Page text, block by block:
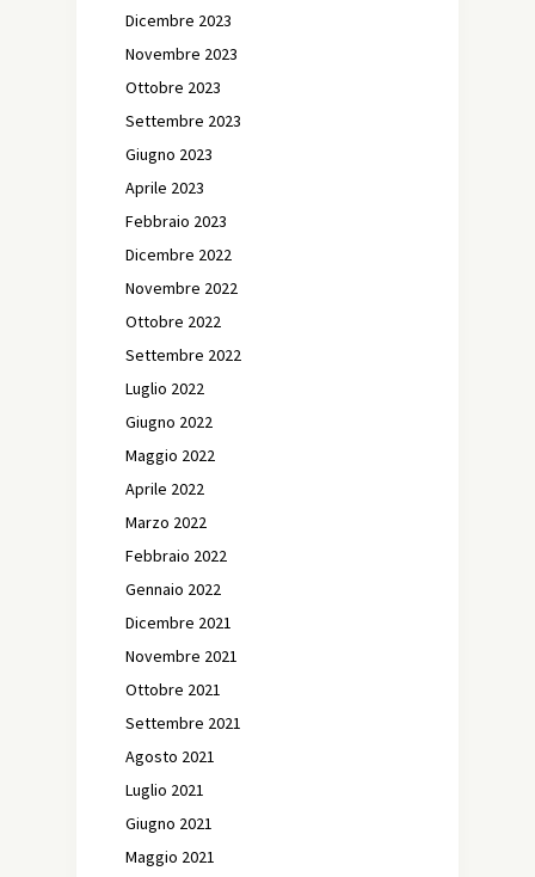
Dicembre 2023
Novembre 2023
Ottobre 2023
Settembre 2023
Giugno 2023
Aprile 2023
Febbraio 2023
Dicembre 2022
Novembre 2022
Ottobre 2022
Settembre 2022
Luglio 2022
Giugno 2022
Maggio 2022
Aprile 2022
Marzo 2022
Febbraio 2022
Gennaio 2022
Dicembre 2021
Novembre 2021
Ottobre 2021
Settembre 2021
Agosto 2021
Luglio 2021
Giugno 2021
Maggio 2021